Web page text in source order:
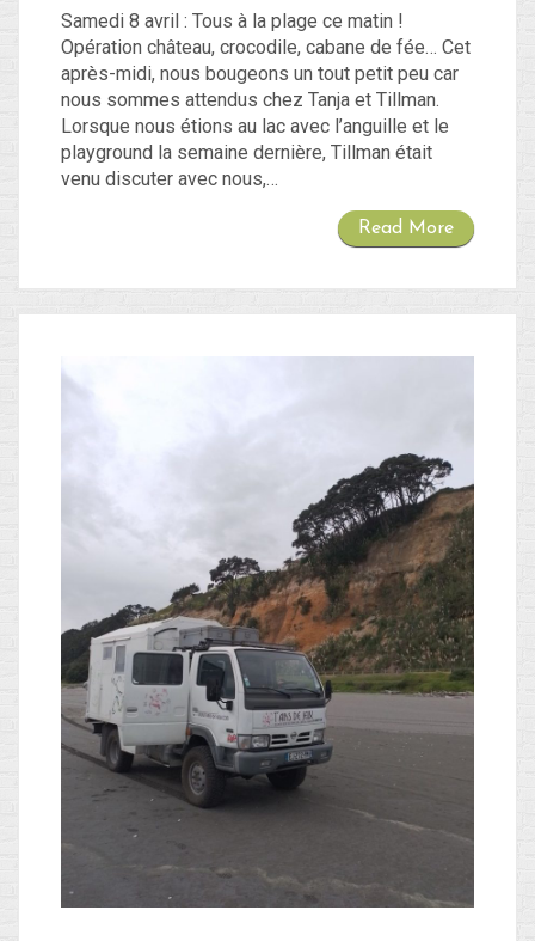
Samedi 8 avril : Tous à la plage ce matin !
Opération château, crocodile, cabane de fée… Cet
après-midi, nous bougeons un tout petit peu car
nous sommes attendus chez Tanja et Tillman.
Lorsque nous étions au lac avec l’anguille et le
playground la semaine dernière, Tillman était
venu discuter avec nous,…
Read More